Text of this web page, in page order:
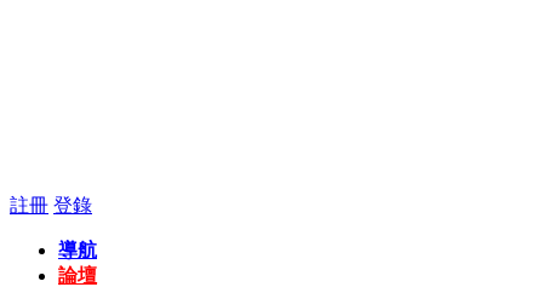
註冊 登錄
導航
論壇